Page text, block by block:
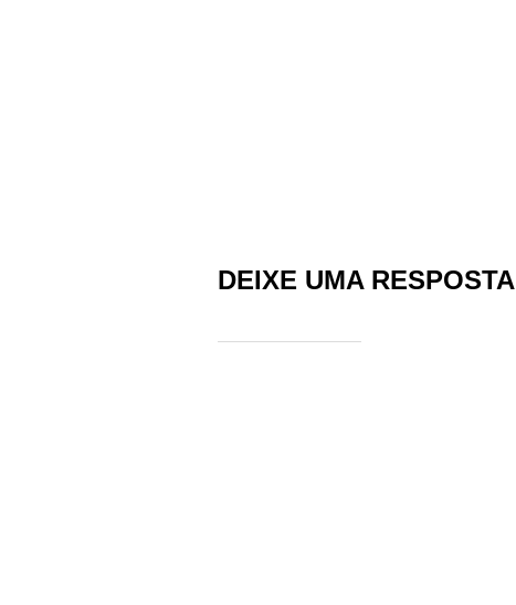
DEIXE UMA RESPOSTA